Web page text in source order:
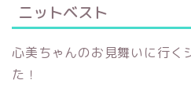
ニットベスト
心美ちゃんのお見舞いに行く
た！